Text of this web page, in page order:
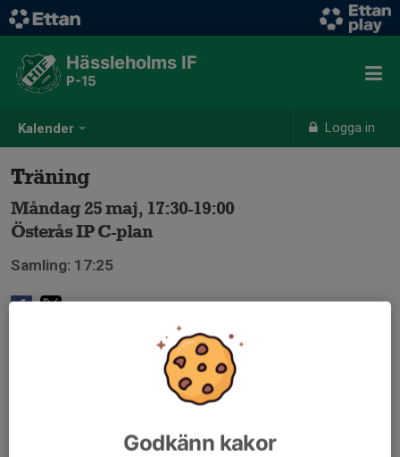
Kalender Logga in
Hässleholms IF
P-15
Träning
Måndag 25 maj, 17:30-19:00
Österås IP C-plan
Samling: 17:25
Godkänn kakor